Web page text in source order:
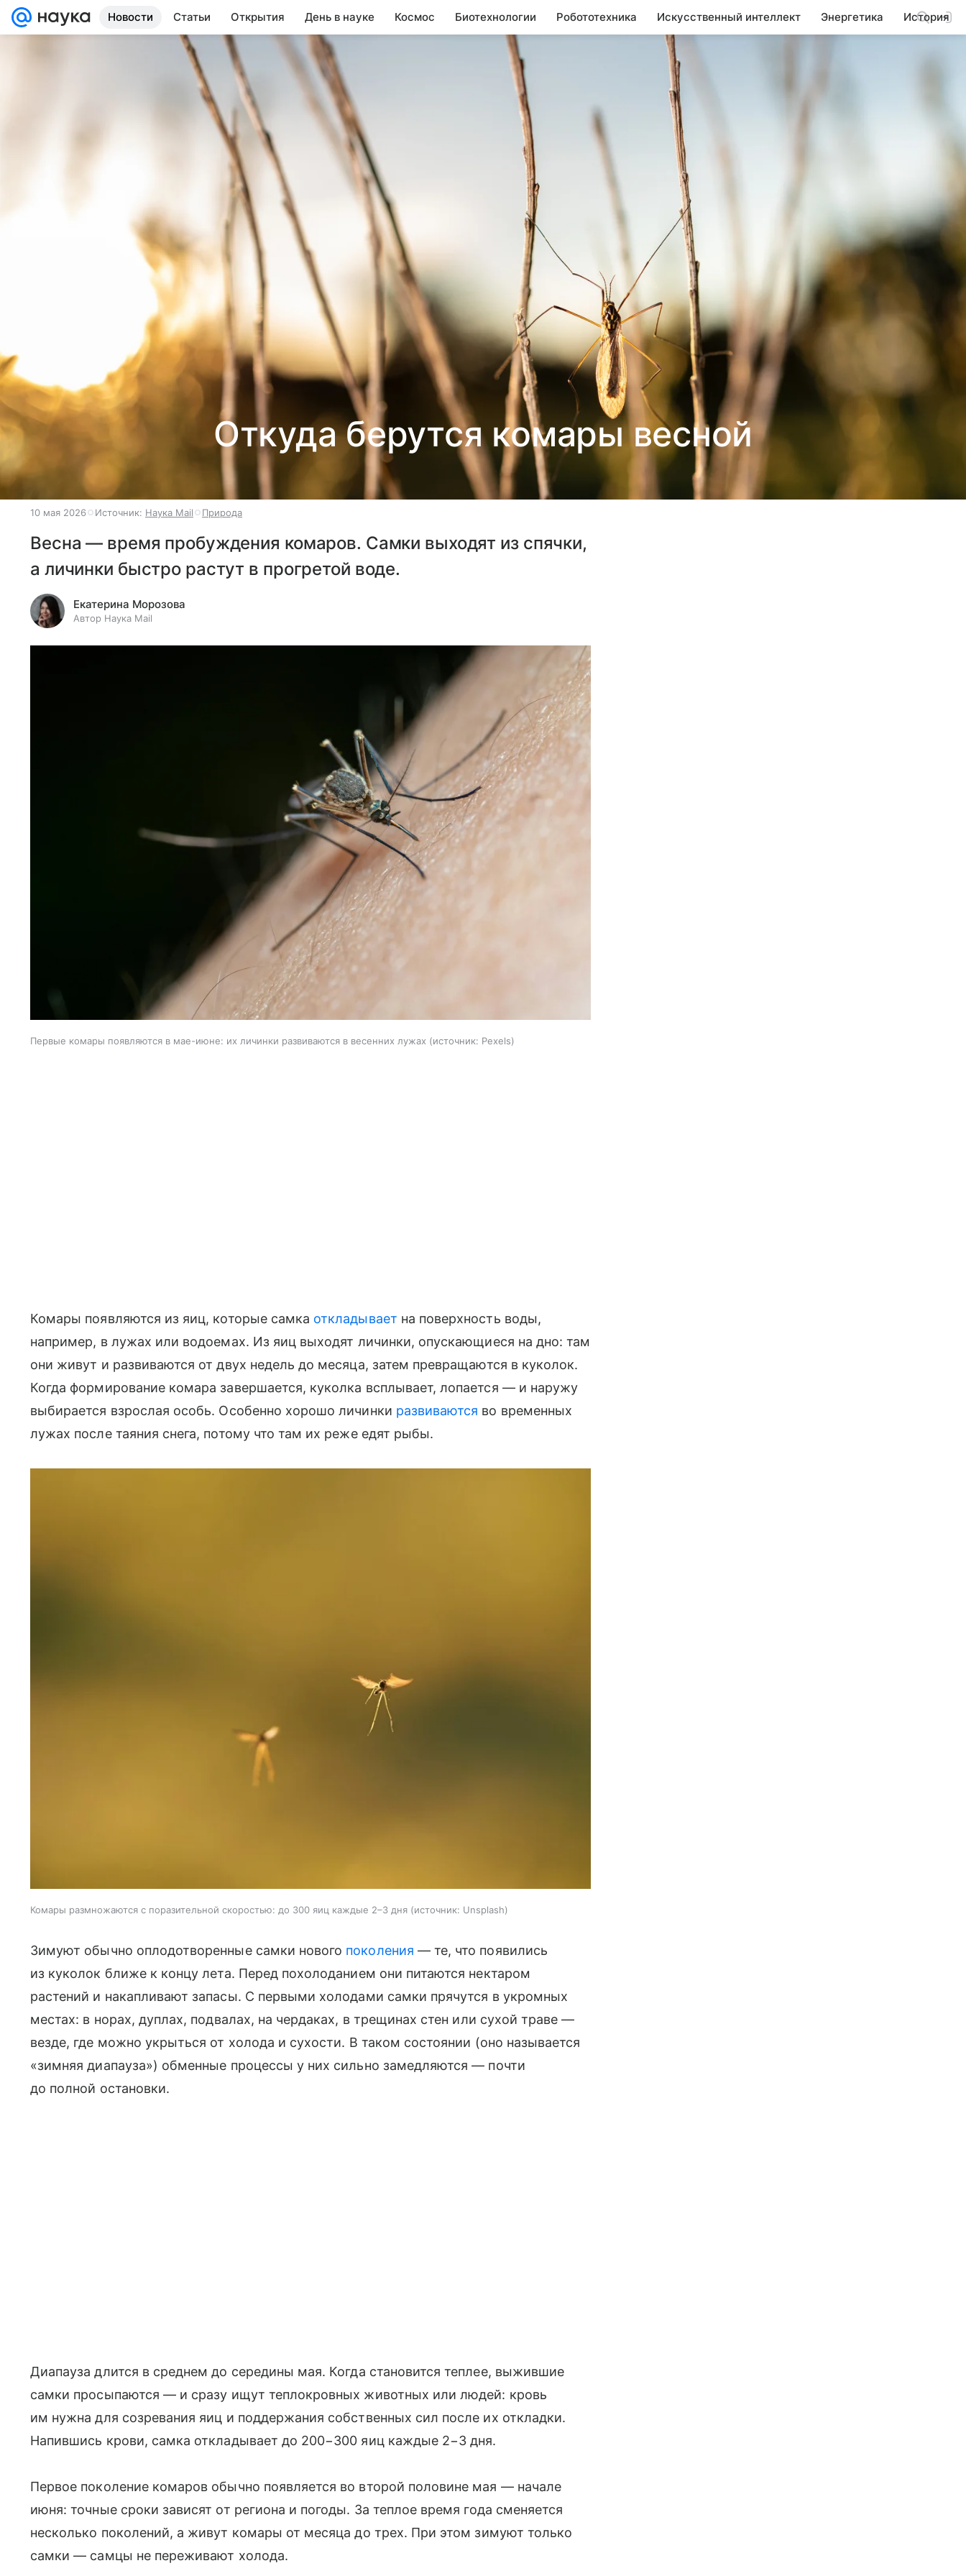
Новости Статьи Открытия День в науке Космос Биотехнологии Робототехника Искусственный интеллект Энергетика История
Откуда берутся комары весной
10 мая 2026 Источник: Наука Mail Природа
Весна — время пробуждения комаров. Самки выходят из спячки,
а личинки быстро растут в прогретой воде.
Екатерина Морозова
Автор Наука Mail
Первые комары появляются в мае-июне: их личинки развиваются в весенних лужах источник: Pexels
Комары появляются из яиц, которые самка откладывает на поверхность воды,
например, в лужах или водоемах. Из яиц выходят личинки, опускающиеся на дно: там
они живут и развиваются от двух недель до месяца, затем превращаются в куколок.
Когда формирование комара завершается, куколка всплывает, лопается — и наружу
выбирается взрослая особь. Особенно хорошо личинки развиваются во временных
лужах после таяния снега, потому что там их реже едят рыбы.
Комары размножаются с поразительной скоростью: до 300 яиц каждые 2–3 дня источник: Unsplash
Зимуют обычно оплодотворенные самки нового поколения — те, что появились
из куколок ближе к концу лета. Перед похолоданием они питаются нектаром
растений и накапливают запасы. С первыми холодами самки прячутся в укромных
местах: в норах, дуплах, подвалах, на чердаках, в трещинах стен или сухой траве —
везде, где можно укрыться от холода и сухости. В таком состоянии (оно называется
«зимняя диапауза») обменные процессы у них сильно замедляются — почти
до полной остановки.
Диапауза длится в среднем до середины мая. Когда становится теплее, выжившие
самки просыпаются — и сразу ищут теплокровных животных или людей: кровь
им нужна для созревания яиц и поддержания собственных сил после их откладки.
Напившись крови, самка откладывает до 200−300 яиц каждые 2−3 дня.
Первое поколение комаров обычно появляется во второй половине мая — начале
июня: точные сроки зависят от региона и погоды. За теплое время года сменяется
несколько поколений, а живут комары от месяца до трех. При этом зимуют только
самки — самцы не переживают холода.